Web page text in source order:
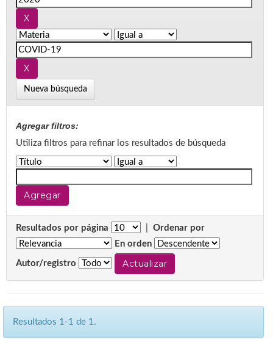
Nueva búsqueda
Agregar filtros:
Utiliza filtros para refinar los resultados de búsqueda
Resultados por página
Ordenar por
En orden
Autor/registro
Resultados 1-1 de 1.